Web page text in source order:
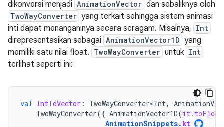
dikonversi menjadi AnimationVector dan sebaliknya oleh
TwoWayConverter yang terkait sehingga sistem animasi
inti dapat menanganinya secara seragam. Misalnya, Int
direpresentasikan sebagai AnimationVector1D yang
memiliki satu nilai float. TwoWayConverter untuk Int
terlihat seperti ini:
val IntToVector : TwoWayConverter<Int,
TwoWayConverter({ AnimationVector1D(it. toFloat
AnimationSnippets. kt